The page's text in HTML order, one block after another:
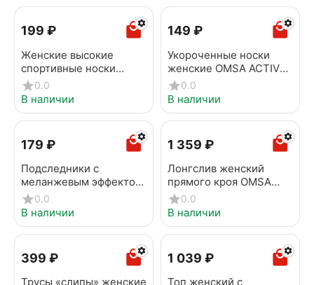
‍199‍ ₽
Женские высокие
спортивные носки
OMSA ACTIVE 152 Grigio
melange
0.0
В наличии
‍149‍ ₽
Укороченные носки
женские OMSA ACTIVE
154 Rosso
0.0
В наличии
‍179‍ ₽
Подследники с
меланжевым эффектом
OMSA ACTIVE 171 Beige
melange
0.0
В наличии
1 359 ₽
Лонгслив женский
прямого кроя OMSA
OmT_D1631 Bianco
0.0
В наличии
‍399‍ ₽
Трусы «слипы» женские
1 039 ₽
Топ женский c